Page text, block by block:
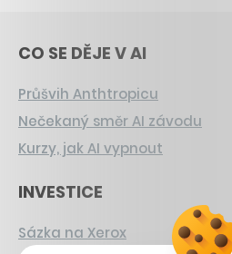
CO SE DĚJE V AI
Průšvih Anthtropicu
Nečekaný směr AI závodu
Kurzy, jak AI vypnout
INVESTICE
Sázka na Xerox